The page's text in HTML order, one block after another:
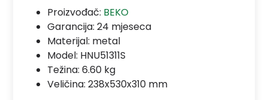
Proizvođač: BEKO
Garancija: 24 mjeseca
Materijal: metal
Model: HNU51311S
Težina: 6.60 kg
Veličina: 238x530x310 mm